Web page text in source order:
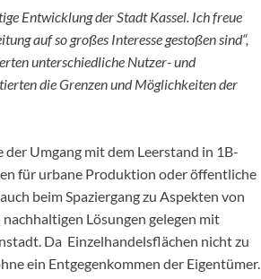
Entwicklung der Stadt Kassel. Ich freue
auf so großes Interesse gestoßen sind“,
unterschiedliche Nutzer- und
die Grenzen und Möglichkeiten der
der Umgang mit dem Leerstand in 1B-
für urbane Produktion oder öffentliche
beim Spaziergang zu Aspekten von
Lösungen gelegen mit
Da Einzelhandelsflächen nicht zu
ein Entgegenkommen der Eigentümer.